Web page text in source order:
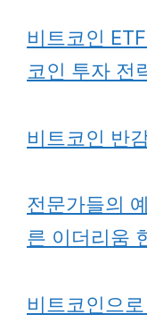
비트코인
코인 투자 전
비트코인 반
전문가들의
른 이더리움
비트코인으